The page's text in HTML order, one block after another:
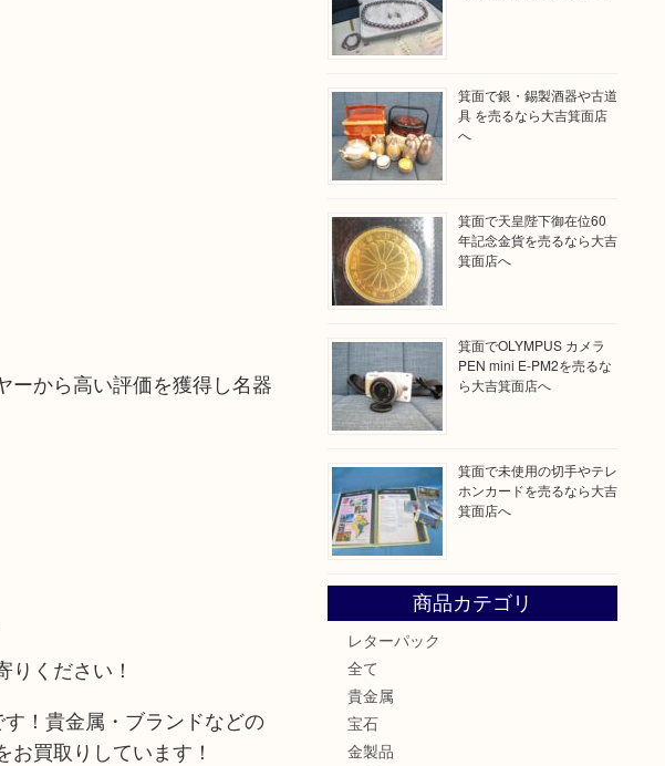
ーから高い評価を獲得し名器
ください！
！貴金属・ブランドなどの
買取りしています！
箕面で銀・錫製酒器や古道
具 を売るなら大吉箕面店
へ
箕面で天皇陛下御在位60
年記念金貨を売るなら大吉
箕面店へ
箕面でOLYMPUS カメラ
PEN mini E-PM2を売るな
ら大吉箕面店へ
箕面で未使用の切手やテレ
ホンカードを売るなら大吉
箕面店へ
商品カテゴリ
レターパック
全て
貴金属
宝石
金製品